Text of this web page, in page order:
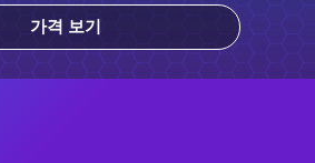
가격 보기